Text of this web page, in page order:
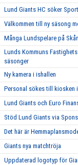
Lund Giants HC söker
Välkommen till ny säsong
Många Lundspelare på
Lunds Kommuns
säsonger
Ny kamera i ishallen
Personal sökes till kiosken
Lund Giants och Euro
Stöd Lund Giants via
Det här är
Giants nya matchtröja
Uppdaterad logotyp för